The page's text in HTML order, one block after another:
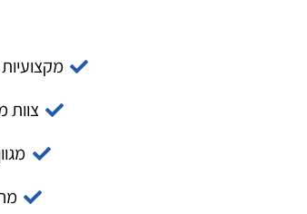
מקצועיות
צוות